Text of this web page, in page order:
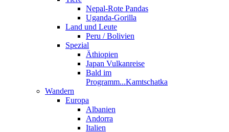
Nepal-Rote Pandas
Uganda-Gorilla
Land und Leute
Peru / Bolivien
Spezial
Äthiopien
Japan Vulkanreise
Bald im
Programm...Kamtschatka
Wandern
Europa
Albanien
Andorra
Italien